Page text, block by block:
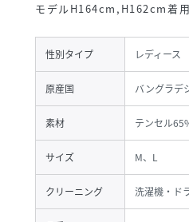
モデルH164cm,H162cm着
性別タイプ レディース
原産国 バングラデ
素材 テンセル
サイズ M、L
クリーニング 洗濯機・ド